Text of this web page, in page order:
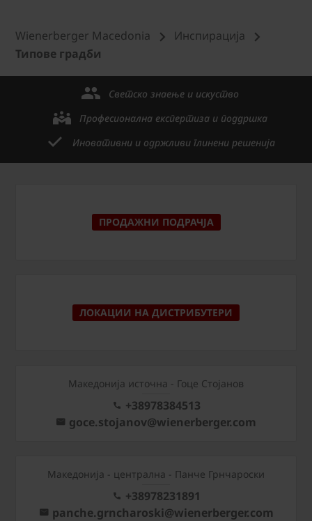
Wienerberger Macedonia
Инспирација
Типове градби
Светско знаење и искуство
Професионална експертиза и поддршка
Иновативни и одржливи глинени решенија
ПРОДАЖНИ ПОДРАЧЈА
ЛОКАЦИИ НА ДИСТРИБУТЕРИ
Македонија источна - Гоце Стојанов
+38978384513
goce.stojanov@wienerberger.com
Mакедонија - централна - Панче Грнчароски
+38978231891
panche.grncharoski@wienerberger.com